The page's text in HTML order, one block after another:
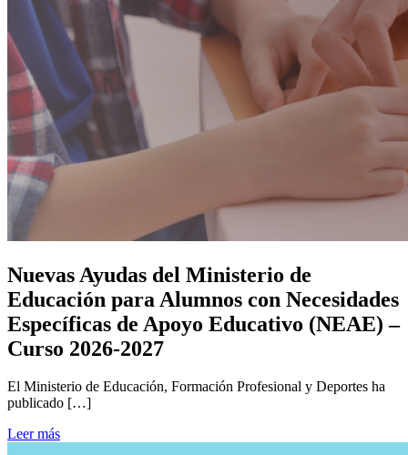
Nuevas Ayudas del Ministerio de
Educación para Alumnos con Necesidades
Específicas de Apoyo Educativo (NEAE) –
Curso 2026-2027
El Ministerio de Educación, Formación Profesional y Deportes ha
publicado […]
Leer más